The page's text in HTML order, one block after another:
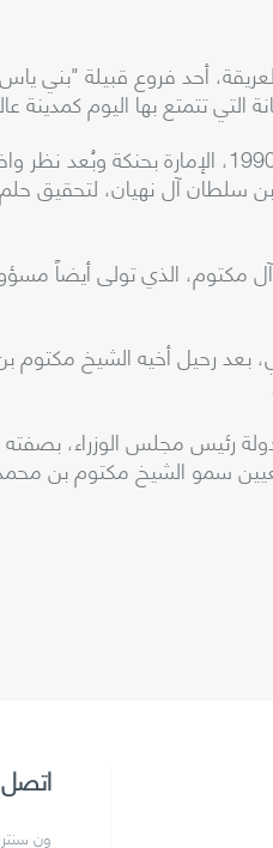
نسّبها إلى قبيلة "البوفلاسة" العريقة، أحد
التي تتمتع بها اليوم كمدينة
قاد الشيخ راشد بن سعيد آل مكتوم، رحمه الله، الذي حكم دبي خلال الفترة
بن سلطان آل نهيان، لتحقيق
دبي الشيخ مكتوم بن راشد آل مكتوم، الذي
بعد رحيل أخيه الشيخ مكتوم
رئيس الدولة رئيس مجلس
سمو الشيخ مكتوم بن
اتصل
ون